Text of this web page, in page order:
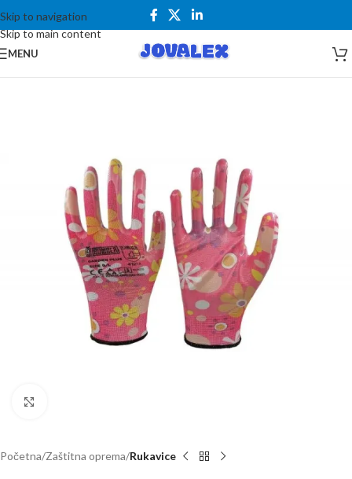
Skip to navigation
Skip to main content
MENU
Početna Zaštitna oprema Rukavice